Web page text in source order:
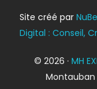
DPE
© 2026 · MH
Montauban
Site créé par
Digital : Conseil,